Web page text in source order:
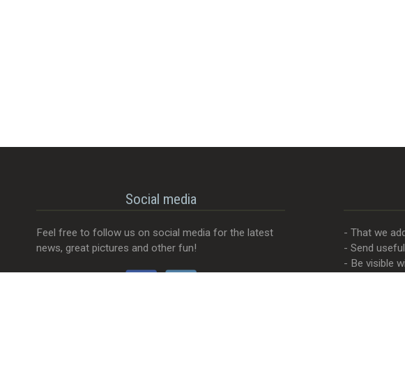
Social media
Feel free to follow us on social media for the latest
news, great pictures and other fun!
- That we
- Send
- Be visible